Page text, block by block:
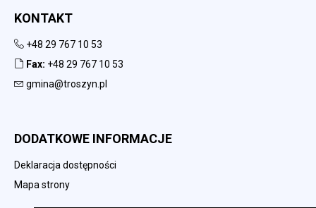
KONTAKT
+48 29 767 10 53
Fax: +48 29 767 10 53
gmina@troszyn.pl
DODATKOWE INFORMACJE
Deklaracja dostępności
Mapa strony